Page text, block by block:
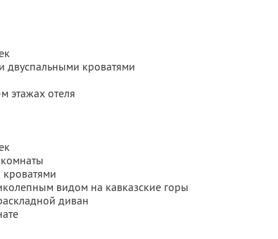
кроватями
этажах отеля
видом на кавказские горы
диван